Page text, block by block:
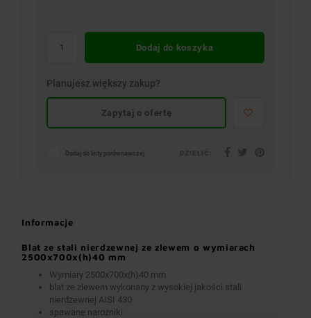
Dodaj do koszyka
Planujesz większy zakup?
Zapytaj o ofertę
Dodaj do listy porównawczej
Informacje
Blat ze stali nierdzewnej ze zlewem o wymiarach
2500x700x(h)40 mm
Wymiary 2500x700x(h)40 mm
blat ze zlewem wykonany z wysokiej jakości stali
nierdzewnej AISI 430
spawane narożniki